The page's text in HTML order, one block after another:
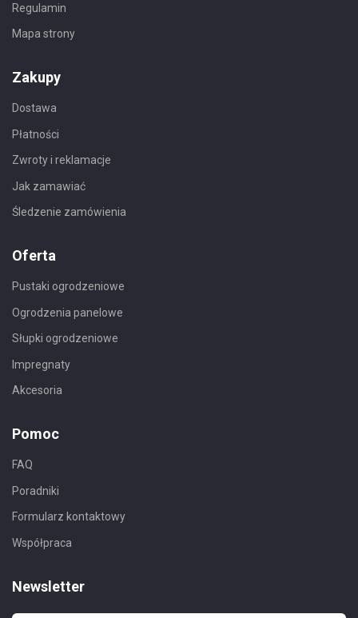
Regulamin
Mapa strony
Zakupy
Dostawa
Płatności
Zwroty i reklamacje
Jak zamawiać
Śledzenie zamówienia
Oferta
Pustaki ogrodzeniowe
Ogrodzenia panelowe
Słupki ogrodzeniowe
Impregnaty
Akcesoria
Pomoc
FAQ
Poradniki
Formularz kontaktowy
Współpraca
Newsletter